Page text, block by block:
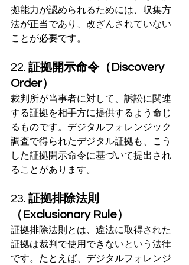
拠能力が認められるためには、収集方
法が正当であり、改ざんされていない
ことが必要です。
22. 証拠開示命令（Discovery
Order）
裁判所が当事者に対して、訴訟に関連
する証拠を相手方に提供するよう命じ
るものです。デジタルフォレンジック
調査で得られたデジタル証拠も、こう
した証拠開示命令に基づいて提出され
ることがあります。
23. 証拠排除法則
（Exclusionary Rule）
証拠排除法則とは、違法に取得された
証拠は裁判で使用できないという法律
です。たとえば、デジタルフォレンジ